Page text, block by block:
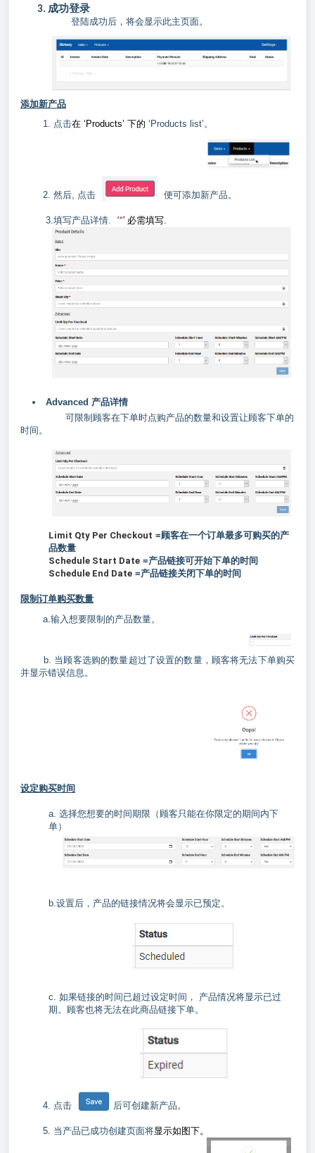
3. 成功登录
登陆成功后，将会显示此主页面。
添加新产品
1. 点击在 ‘Products’ 下的 ‘Products list’。
2. 然后, 点击 便可添加新产品。
3.填写产品详情. ‘*’ 必需填写.
Advanced 产品详情
可限制顾客在下单时点购产品的数量和设置让顾客下单的
时间。
Limit Qty Per Checkout =顾客在一个订单最多可购买的产
品数量
Schedule Start Date =产品链接可开始下单的时间
Schedule End Date =产品链接关闭下单的时间
限制订单购买数量
a.输入想要限制的产品数量。
b. 当顾客选购的数量超过了设置的数量，顾客将无法下单购买
并显示错误信息。
设定购买时间
a. 选择您想要的时间期限（顾客只能在你限定的期间内下
单）
b.设置后，产品的链接情况将会显示已预定。
c. 如果链接的时间已超过设定时间， 产品情况将显示已过
期。顾客也将无法在此商品链接下单。
4. 点击 后可创建新产品。
5. 当产品已成功创建页面将显示如图下。